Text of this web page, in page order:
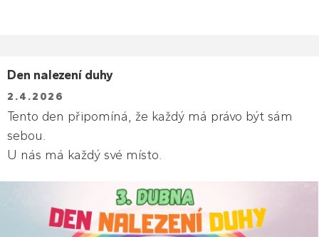
Den nalezení duhy
2.4.2026
Tento den připomíná, že každý má právo být sám
sebou.
U nás má každý své místo.